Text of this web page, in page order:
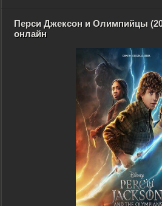
Перси Джексон и Олимпийцы
онлайн